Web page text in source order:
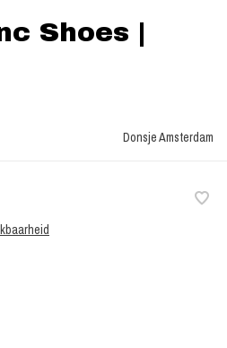
Shoes |
Donsje Amsterdam